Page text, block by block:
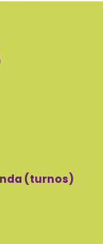
(turnos)